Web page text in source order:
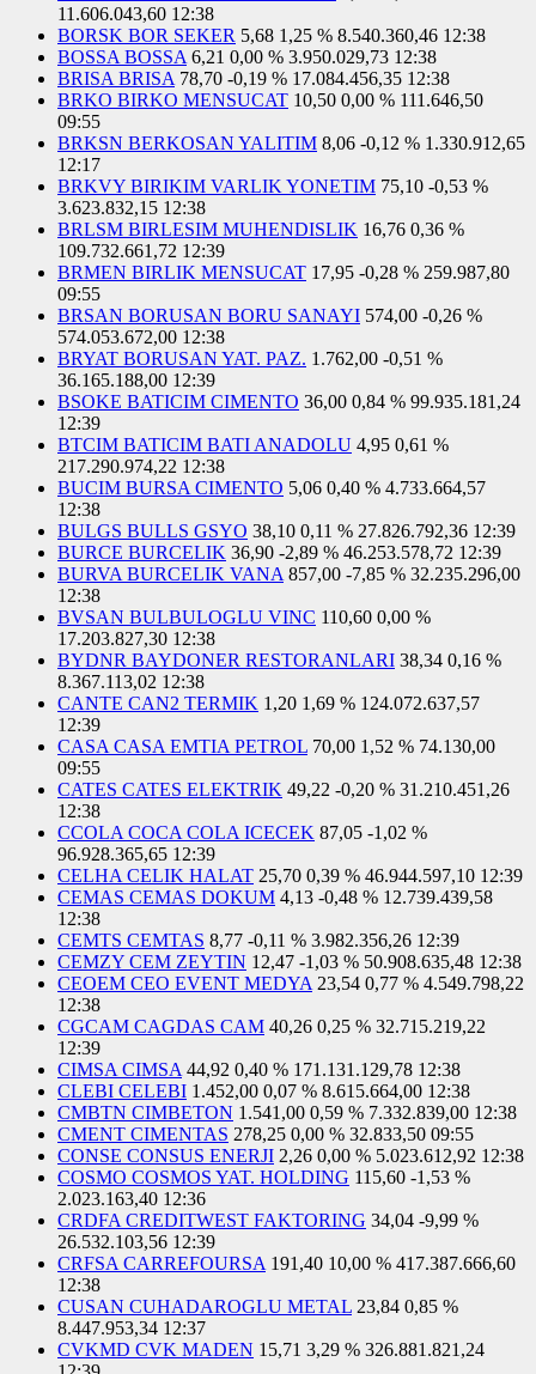
11.606.043,60 12:38
BORSK BOR SEKER 5,68 1,25 % 8.540.360,46 12:38
BOSSA BOSSA 6,21 0,00 % 3.950.029,73 12:38
BRISA BRISA 78,70 -0,19 % 17.084.456,35 12:38
BRKO BIRKO MENSUCAT 10,50 0,00 % 111.646,50
09:55
BRKSN BERKOSAN YALITIM 8,06 -0,12 % 1.330.912,65
12:17
BRKVY BIRIKIM VARLIK YONETIM 75,10 -0,53 %
3.623.832,15 12:38
BRLSM BIRLESIM MUHENDISLIK 16,76 0,36 %
109.732.661,72 12:39
BRMEN BIRLIK MENSUCAT 17,95 -0,28 % 259.987,80
09:55
BRSAN BORUSAN BORU SANAYI 574,00 -0,26 %
574.053.672,00 12:38
BRYAT BORUSAN YAT. PAZ. 1.762,00 -0,51 %
36.165.188,00 12:39
BSOKE BATICIM CIMENTO 36,00 0,84 % 99.935.181,24
12:39
BTCIM BATICIM BATI ANADOLU 4,95 0,61 %
217.290.974,22 12:38
BUCIM BURSA CIMENTO 5,06 0,40 % 4.733.664,57
12:38
BULGS BULLS GSYO 38,10 0,11 % 27.826.792,36 12:39
BURCE BURCELIK 36,90 -2,89 % 46.253.578,72 12:39
BURVA BURCELIK VANA 857,00 -7,85 % 32.235.296,00
12:38
BVSAN BULBULOGLU VINC 110,60 0,00 %
17.203.827,30 12:38
BYDNR BAYDONER RESTORANLARI 38,34 0,16 %
8.367.113,02 12:38
CANTE CAN2 TERMIK 1,20 1,69 % 124.072.637,57
12:39
CASA CASA EMTIA PETROL 70,00 1,52 % 74.130,00
09:55
CATES CATES ELEKTRIK 49,22 -0,20 % 31.210.451,26
12:38
CCOLA COCA COLA ICECEK 87,05 -1,02 %
96.928.365,65 12:39
CELHA CELIK HALAT 25,70 0,39 % 46.944.597,10 12:39
CEMAS CEMAS DOKUM 4,13 -0,48 % 12.739.439,58
12:38
CEMTS CEMTAS 8,77 -0,11 % 3.982.356,26 12:39
CEMZY CEM ZEYTIN 12,47 -1,03 % 50.908.635,48 12:38
CEOEM CEO EVENT MEDYA 23,54 0,77 % 4.549.798,22
12:38
CGCAM CAGDAS CAM 40,26 0,25 % 32.715.219,22
12:39
CIMSA CIMSA 44,92 0,40 % 171.131.129,78 12:38
CLEBI CELEBI 1.452,00 0,07 % 8.615.664,00 12:38
CMBTN CIMBETON 1.541,00 0,59 % 7.332.839,00 12:38
CMENT CIMENTAS 278,25 0,00 % 32.833,50 09:55
CONSE CONSUS ENERJI 2,26 0,00 % 5.023.612,92 12:38
COSMO COSMOS YAT. HOLDING 115,60 -1,53 %
2.023.163,40 12:36
CRDFA CREDITWEST FAKTORING 34,04 -9,99 %
26.532.103,56 12:39
CRFSA CARREFOURSA 191,40 10,00 % 417.387.666,60
12:38
CUSAN CUHADAROGLU METAL 23,84 0,85 %
8.447.953,34 12:37
CVKMD CVK MADEN 15,71 3,29 % 326.881.821,24